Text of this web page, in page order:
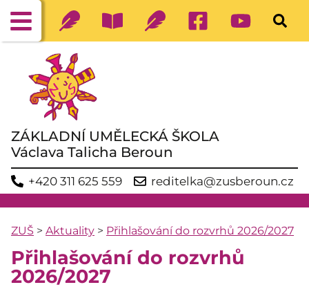
ZÁKLADNÍ UMĚLECKÁ ŠKOLA
Václava Talicha Beroun
+420 311 625 559 reditelka@zusberoun.cz
ZUŠ > Aktuality > Přihlašování do rozvrhů 2026/2027
Přihlašování do rozvrhů
2026/2027